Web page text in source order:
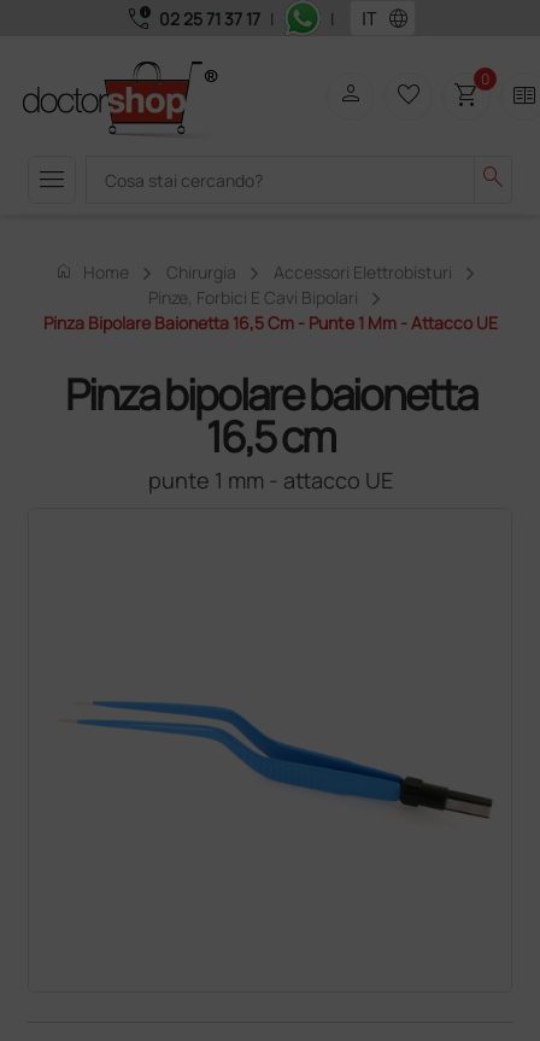
call_quality 02 25 71 37 17 | | language
menu search
person favorite_border shopping_cart0 two_pager
home Home Chirurgia
Accessori Elettrobisturi
Pinze, Forbici E Cavi Bipolari
Pinza Bipolare Baionetta 16,5 Cm - Punte 1 Mm - Attacco UE
Pinza bipolare baionetta
16,5 cm
punte 1 mm - attacco UE